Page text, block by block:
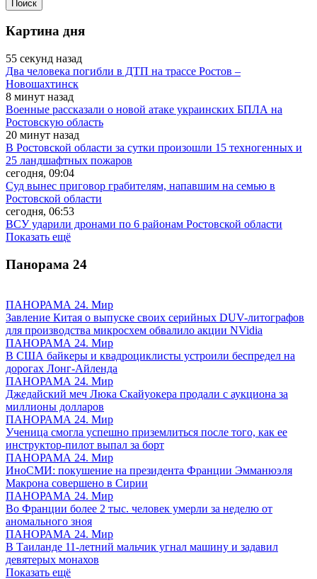
Картина дня
55 секунд назад
Два человека погибли в ДТП на трассе Ростов –
Новошахтинск
8 минут назад
Военные рассказали о новой атаке украинских БПЛА на
Ростовскую область
20 минут назад
В Ростовской области за сутки произошли 15 техногенных и
25 ландшафтных пожаров
сегодня, 09:04
Суд вынес приговор грабителям, напавшим на семью в
Ростовской области
сегодня, 06:53
ВСУ ударили дронами по 6 районам Ростовской области
Показать ещё
Панорама 24
ПАНОРАМА 24. Мир
Завление Китая о выпуске своих серийных DUV-литографов
для производства микросхем обвалило акции NVidia
ПАНОРАМА 24. Мир
В США байкеры и квадроциклисты устроили беспредел на
дорогах Лонг-Айленда
ПАНОРАМА 24. Мир
Джедайский меч Люка Скайуокера продали с аукциона за
миллионы долларов
ПАНОРАМА 24. Мир
Ученица смогла успешно приземлиться после того, как ее
инструктор-пилот выпал за борт
ПАНОРАМА 24. Мир
ИноСМИ: покушение на президента Франции Эмманюэля
Макрона совершено в Сирии
ПАНОРАМА 24. Мир
Во Франции более 2 тыс. человек умерли за неделю от
аномального зноя
ПАНОРАМА 24. Мир
В Таиланде 11-летний мальчик угнал машину и задавил
девятерых монахов
Показать ещё